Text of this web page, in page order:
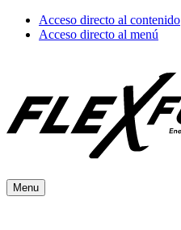
Acceso directo al contenido
Acceso directo al menú
Menu